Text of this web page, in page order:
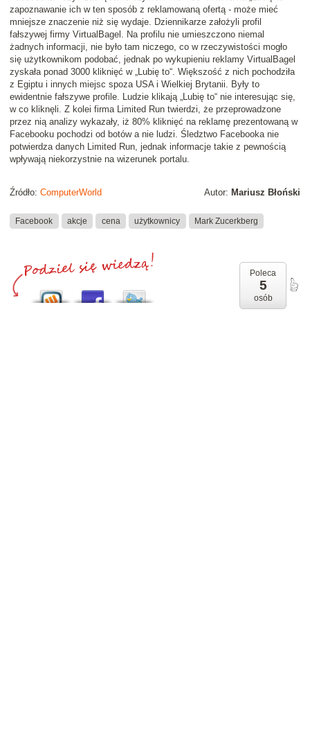
zapoznawanie ich w ten sposób z reklamowaną ofertą - może mieć
mniejsze znaczenie niż się wydaje. Dziennikarze założyli profil
fałszywej firmy VirtualBagel. Na profilu nie umieszczono niemal
żadnych informacji, nie było tam niczego, co w rzeczywistości mogło
się użytkownikom podobać, jednak po wykupieniu reklamy VirtualBagel
zyskała ponad 3000 kliknięć w „Lubię to“. Większość z nich pochodziła
z Egiptu i innych miejsc spoza USA i Wielkiej Brytanii. Były to
ewidentnie fałszywe profile. Ludzie klikają „Lubię to“ nie interesując się,
w co kliknęli. Z kolei firma Limited Run twierdzi, że przeprowadzone
przez nią analizy wykazały, iż 80% kliknięć na reklamę prezentowaną w
Facebooku pochodzi od botów a nie ludzi. Śledztwo Facebooka nie
potwierdza danych Limited Run, jednak informacje takie z pewnością
wpływają niekorzystnie na wizerunek portalu.
Autor: Mariusz Błoński
Źródło: ComputerWorld
Facebook akcje cena użytkownicy Mark Zucerkberg
Poleca
5
osób